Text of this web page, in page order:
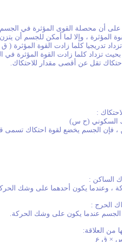
على أن محصلة القوى المؤثرة في
، وإلا لما أمكن للجسم أن
تدريجيا كلما زادت القوة
تزداد كلما زادت القوة المؤثرة
تقل عن أقصى مقدار للاحتكاك.
:
السكوني (ح س)
الجسم يخضع لقوة احتكاك تسمى
الساكن :
، وعندما يكون أحدهما على وشك الحركة
الحرج :
الجسم عندما يكون على وشك الحركة.
من العلاقة:
× ق ع